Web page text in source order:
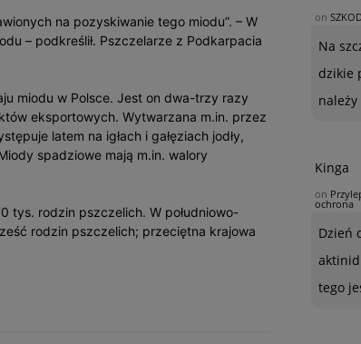
na pozyskiwanie tego miodu”. – W
– podkreślił. Pszczelarze z Podkarpacia
miodu w Polsce. Jest on dwa-trzy razy
eksportowych. Wytwarzana m.in. przez
latem na igłach i gałęziach jodły,
spadziowe mają m.in. walory
tys. rodzin pszczelich. W południowo-
rodzin pszczelich; przeciętna krajowa
on
Na
dzikie
należy
Kinga
on
ochrona
Dzień
tego